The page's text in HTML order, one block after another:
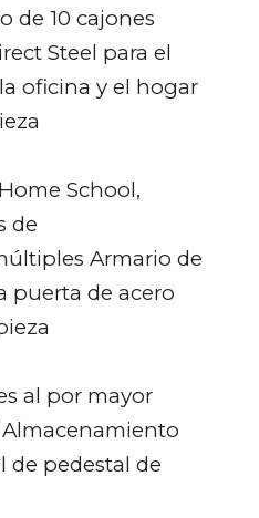
de 10 cajones
Steel para el
oficina y el hogar
School,
de
Armario de
puerta de acero
al por mayor
de pedestal de